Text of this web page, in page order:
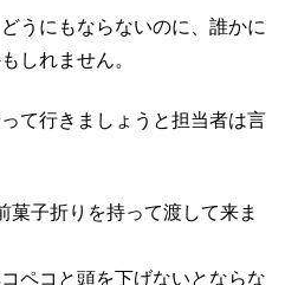
うにもならないのに、誰かに
しれません。
て行きましょうと担当者は言
菓子折りを持って渡して来ま
ペコと頭を下げないとならな